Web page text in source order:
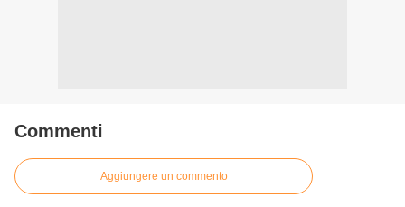
Commenti
Aggiungere un commento